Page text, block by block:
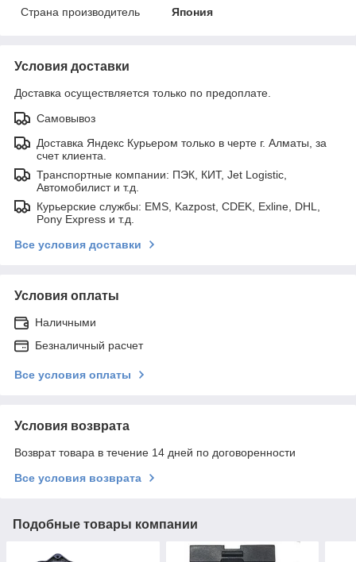
Страна производитель
Япония
Условия доставки
Доставка осуществляется только по предоплате.
Самовывоз
Доставка Яндекс Курьером только в черте г. Алматы, за
счет клиента.
Транспортные компании: ПЭК, КИТ, Jet Logistic,
Автомобилист и т.д.
Курьерские службы: EMS, Kazpost, CDEK, Exline, DHL,
Pony Express и т.д.
Все условия доставки
Условия оплаты
Наличными
Безналичный расчет
Все условия оплаты
Условия возврата
Возврат товара в течение 14 дней по договоренности
Все условия возврата
Подобные товары компании